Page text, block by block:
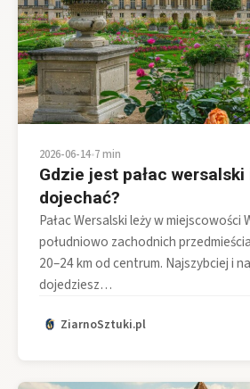
2026-06-14•7 min
Gdzie jest pałac
dojechać?
Pałac Wersalski leży w miejscowości
południowo zachodnich
20–24 km od centrum. Najszybciej i
dojedziesz…
ZiarnoSztuki.pl